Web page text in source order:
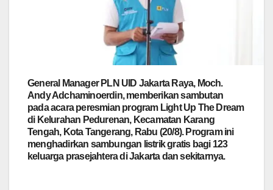
General Manager PLN UID Jakarta Raya, Moch.
Andy Adchaminoerdin, memberikan sambutan
pada acara peresmian program Light Up The Dream
di Kelurahan Pedurenan, Kecamatan Karang
Tengah, Kota Tangerang, Rabu (20/8). Program ini
menghadirkan sambungan listrik gratis bagi 123
keluarga prasejahtera di Jakarta dan sekitarnya.